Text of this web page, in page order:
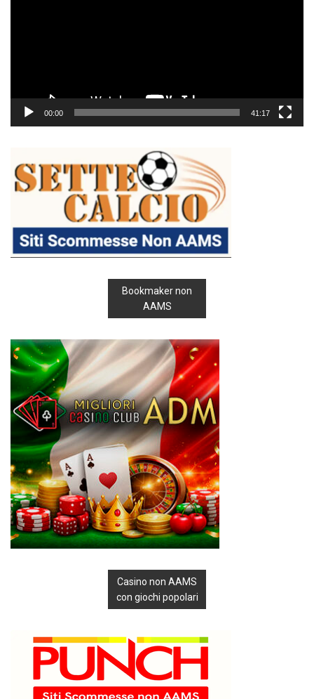
00:00 41:17
Bookmaker non
AAMS
Casino non AAMS
con giochi popolari